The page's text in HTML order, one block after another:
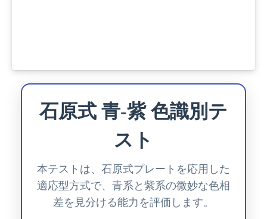
石原式 青‐紫 色識別テ
スト
本テストは、石原式プレートを応用した
適応型方式で、青系と紫系の微妙な色相
差を見分ける能力を評価します。